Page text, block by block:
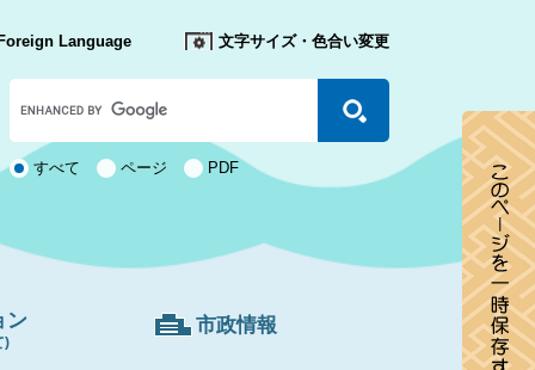
Language 文字サイズ・色合い変更
カ
ス
タ
ム
検 すべて ページ PDF
ン
)
市政情報